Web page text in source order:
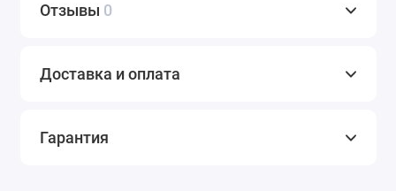
Отзывы 0
Доставка и оплата
Гарантия